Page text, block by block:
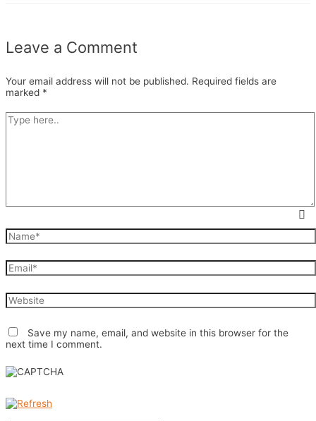
Leave a Comment
Your email address will not be published. Required fields are
marked *
Type
here..
Name*
Email*
Website
Save my name, email, and website in this browser for the
next time I comment.